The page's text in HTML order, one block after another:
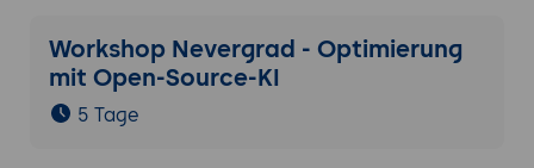
Workshop Nevergrad - Optimierung
mit Open-Source-KI
5 Tage